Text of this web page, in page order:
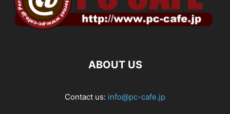
ABOUT US
Contact us: info@pc-cafe.jp